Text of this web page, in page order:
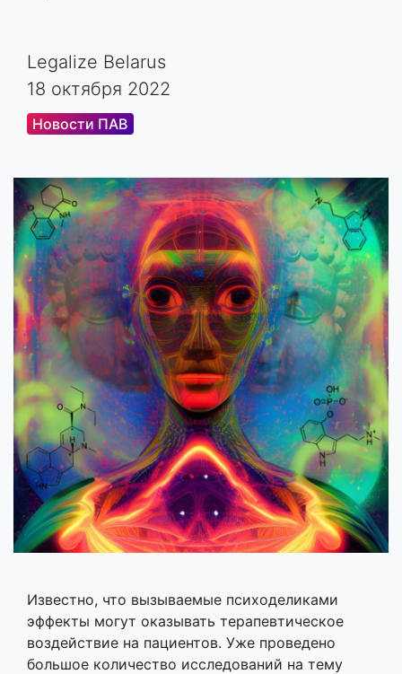
Legalize Belarus
18 октября 2022
Новости ПАВ
Известно, что вызываемые психоделиками
эффекты могут оказывать терапевтическое
воздействие на пациентов. Уже проведено
большое количество исследований на тему